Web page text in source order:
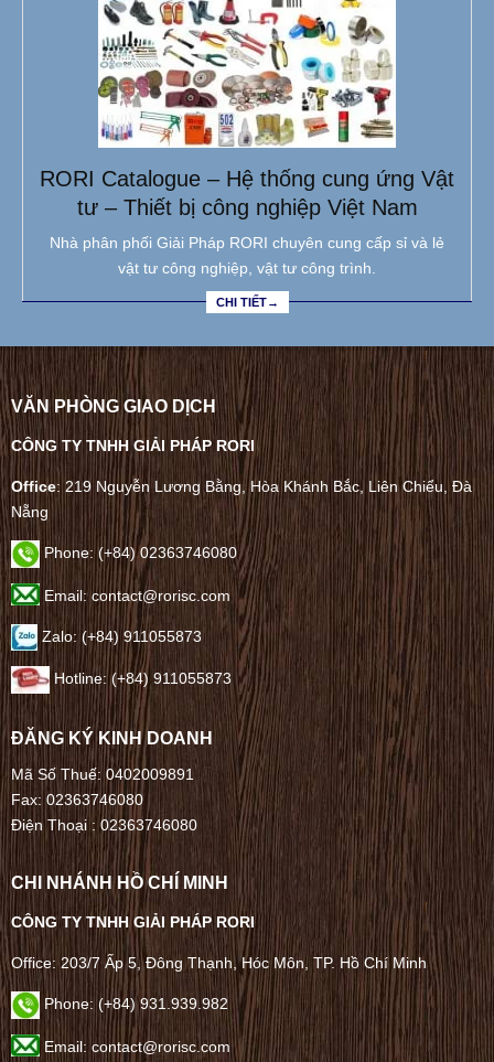
RORI Catalogue – Hệ thống cung ứng Vật
tư – Thiết bị công nghiệp Việt Nam
Nhà phân phối Giải Pháp RORI chuyên cung cấp sỉ và lẻ
vật tư công nghiệp, vật tư công trình.
CHI TIẾT→
VĂN PHÒNG GIAO DỊCH
CÔNG TY TNHH GIẢI PHÁP RORI
Office: 219 Nguyễn Lương Bằng, Hòa Khánh Bắc, Liên Chiểu, Đà
Nẵng
Phone:(+84) 02363746080
Email: contact@rorisc.com
Zalo: (+84) 911055873
Hotline: (+84) 911055873
ĐĂNG KÝ KINH DOANH
Mã Số Thuế: 0402009891
Fax: 02363746080
Điện Thoại :02363746080
CHI NHÁNH HỒ CHÍ MINH
CÔNG TY TNHH GIẢI PHÁP RORI
Office: 203/7 Ấp 5, Đông Thạnh, Hóc Môn, TP. Hồ Chí Minh
Phone: (+84) 931.939.982
Email: contact@rorisc.com